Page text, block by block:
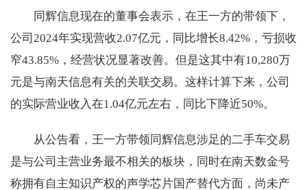
同辉信息现在的董事会表示，在王一方的带领下，
公司2024年实现营收2.07亿元，同比增长8.42%，亏损收
窄43.85%，经营状况显著改善。但是这其中有10,280万
元是与南天信息有关的关联交易。这样计算下来，公司
的实际营业收入在1.04亿元左右，同比下降近50%。
从公告看，王一方带领同辉信息涉足的二手车交易
是与公司主营业务最不相关的板块，同时在南天数金号
称拥有自主知识产权的声学芯片国产替代方面，尚未产